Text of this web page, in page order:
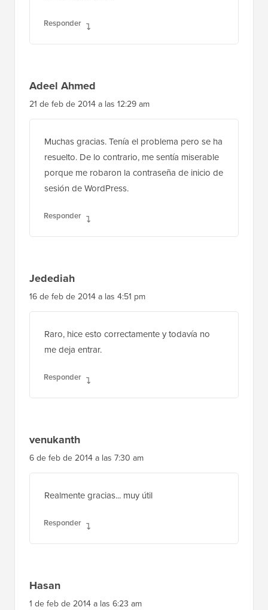
Responder
Adeel Ahmed
21 de feb de 2014 a las 12:29 am
Muchas gracias. Tenía el problema pero se ha
resuelto. De lo contrario, me sentía miserable
porque me robaron la contraseña de inicio de
sesión de WordPress.
Responder
Jedediah
16 de feb de 2014 a las 4:51 pm
Raro, hice esto correctamente y todavía no
me deja entrar.
Responder
venukanth
6 de feb de 2014 a las 7:30 am
Realmente gracias... muy útil
Responder
Hasan
1 de feb de 2014 a las 6:23 am